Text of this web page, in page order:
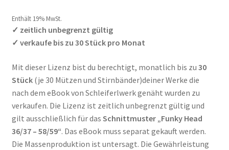
Enthält 19% MwSt.
✓ zeitlich unbegrenzt gültig
✓ verkaufe bis zu 30 Stück pro Monat
Mit dieser Lizenz bist du berechtigt, monatlich bis zu 30
Stück(je 30 Mützen und Stirnbänder)deiner Werke die
nach dem eBook von Schleiferlwerk genäht wurden zu
verkaufen. Die Lizenz ist zeitlich unbegrenzt gültig und
gilt ausschließlich für das Schnittmuster „Funky Head
36/37 – 58/59“. Das eBook muss separat gekauft werden.
Die Massenproduktion ist untersagt. Die Gewährleistung